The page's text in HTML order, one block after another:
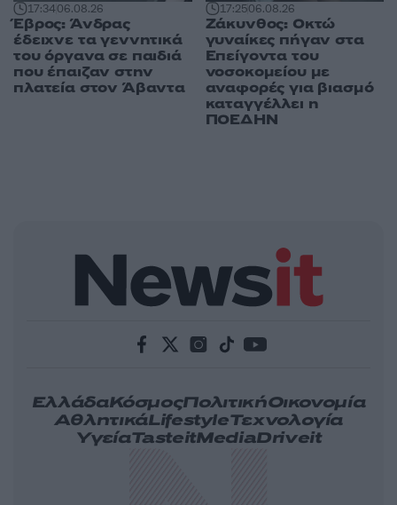
17:3406.08.26
Έβρος: Άνδρας
έδειχνε τα γεννητικά
του όργανα σε παιδιά
που έπαιζαν στην
πλατεία στον Άβαντα
17:2506.08.26
Ζάκυνθος: Οκτώ
γυναίκες πήγαν στα
Επείγοντα του
νοσοκομείου με
αναφορές για βιασμό
καταγγέλλει η
ΠΟΕΔΗΝ
ΕλλάδαΚόσμοςΠολιτικήΟικονομία
ΑθλητικάLifestyleΤεχνολογία
ΥγείαTasteitMediaDriveit